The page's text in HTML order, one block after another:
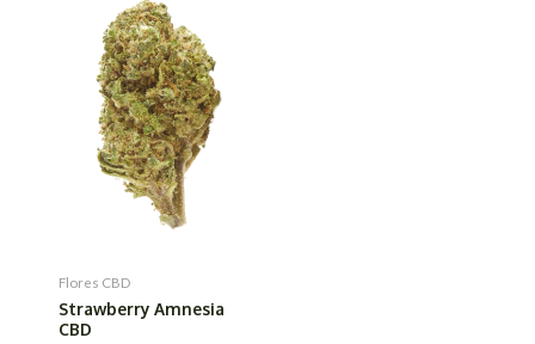
Flores CBD
Strawberry Amnesia
CBD